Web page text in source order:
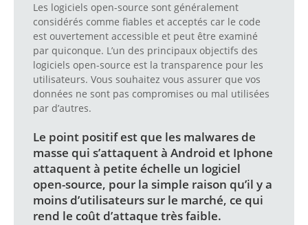
Les logiciels open-source sont généralement
considérés comme fiables et acceptés car le code
est ouvertement accessible et peut être examiné
par quiconque. L’un des principaux objectifs des
logiciels open-source est la transparence pour les
utilisateurs. Vous souhaitez vous assurer que vos
données ne sont pas compromises ou mal utilisées
par d’autres.
Le point positif est que les malwares de
masse qui s’attaquent à Android et Iphone
attaquent à petite échelle un logiciel
open-source, pour la simple raison qu’il y a
moins d’utilisateurs sur le marché, ce qui
rend le coût d’attaque très faible.